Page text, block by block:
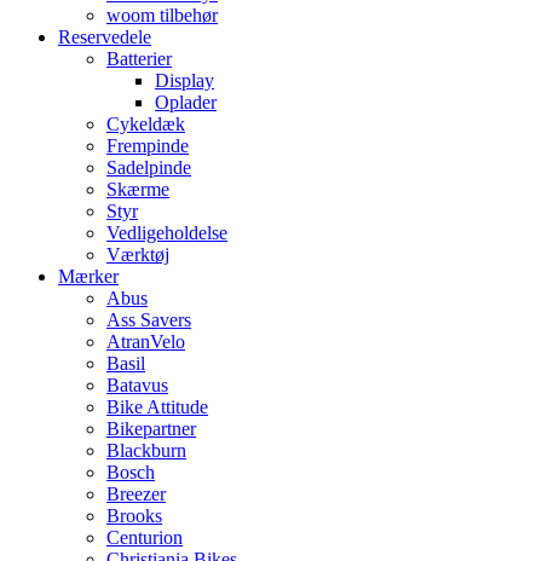
woom tilbehør
Reservedele
Batterier
Display
Oplader
Cykeldæk
Frempinde
Sadelpinde
Skærme
Styr
Vedligeholdelse
Værktøj
Mærker
Abus
Ass Savers
AtranVelo
Basil
Batavus
Bike Attitude
Bikepartner
Blackburn
Bosch
Breezer
Brooks
Centurion